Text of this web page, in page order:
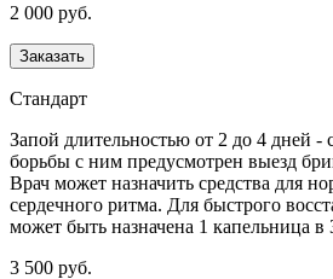
2 000 руб.
Заказать
Стандарт
Запой длительностью от 2 до 4 дней -
борьбы с ним предусмотрен выезд
Врач может назначить средства для
сердечного ритма. Для быстрого
может быть назначена 1 капельница в
3 500 руб.